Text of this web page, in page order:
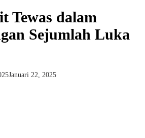
Tewas dalam
Sejumlah Luka
Januari 22, 2025